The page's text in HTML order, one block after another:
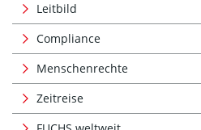
Leitbild
Compliance
Menschenrechte
Zeitreise